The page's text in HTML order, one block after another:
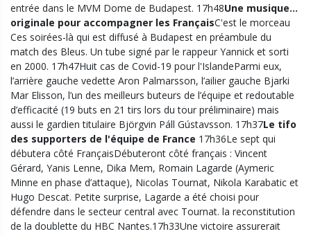
Une musique…
originale pour accompagner les FrançaisC'est le morceau
Ces soirées-là qui est diffusé à Budapest en préambule du
match des Bleus. Un tube signé par le rappeur Yannick et sorti
en 2000. 17h47Huit cas de Covid-19 pour l'IslandeParmi eux,
l’arrière gauche vedette Aron Palmarsson, l’ailier gauche Bjarki
Mar Elisson, l’un des meilleurs buteurs de l’équipe et redoutable
d’efficacité (19 buts en 21 tirs lors du tour préliminaire) mais
aussi le gardien titulaire Björgvin Páll Gústavsson. 17h37Le tifo
des supporters de l'équipe de France 17h36Le sept qui
débutera côté FrançaisDébuteront côté français : Vincent
Gérard, Yanis Lenne, Dika Mem, Romain Lagarde (Aymeric
Minne en phase d’attaque), Nicolas Tournat, Nikola Karabatic et
Hugo Descat. Petite surprise, Lagarde a été choisi pour
défendre dans le secteur central avec Tournat. la reconstitution
de la doublette du HBC Nantes.17h33Une victoire assurerait